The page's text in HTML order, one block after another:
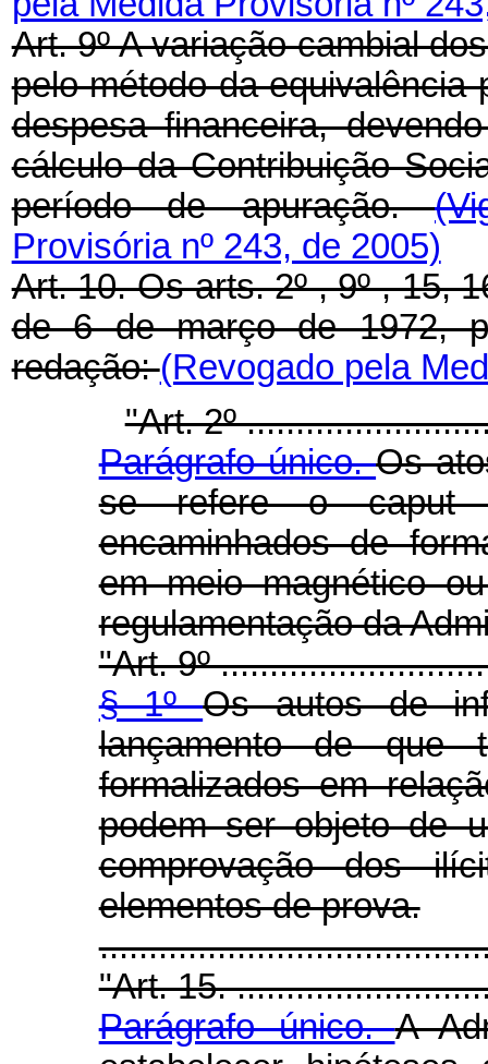
Art. 9º A variação cambial
pelo método da equivalência
despesa financeira,
cálculo da Contribuição
período de apuração.
Provisória nº 243, de 2005)
Art. 10. Os arts. 2º , 9º , 15,
de 6 de março de 1972,
redação:(Revogado pela
"Art. 2º
Parágrafo único.Os
se refere o caput
encaminhados de
em meio magnético
regulamentação da
"Art. 9º
§ 1ºOs autos de
lançamento de que
formalizados em
podem ser objeto de
comprovação dos
elementos de prova.
"Art. 15.
Parágrafo único.A